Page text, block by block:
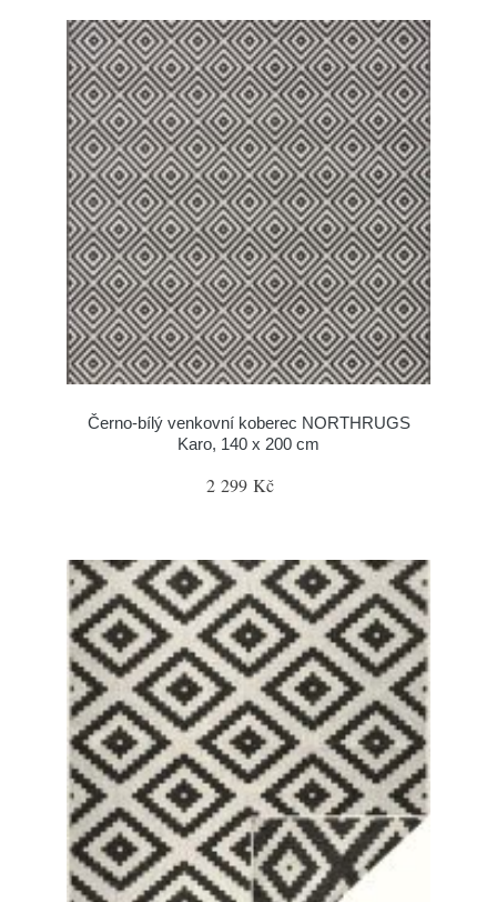
Černo-bílý venkovní koberec NORTHRUGS
Karo, 140 x 200 cm
2 299 Kč